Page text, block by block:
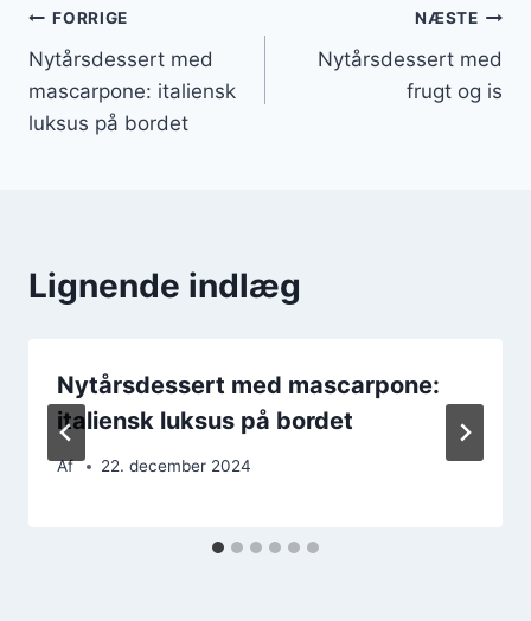
Indlægsnavigation
FORRIGE
Nytårsdessert med
mascarpone: italiensk
luksus på bordet
NÆSTE
Nytårsdessert med
frugt og is
Lignende indlæg
Nytårsdessert med mascarpone:
italiensk luksus på bordet
Af 22. december 2024